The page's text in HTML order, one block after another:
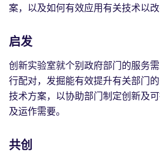
案，以及如何有效应用有关技术以改
启发
创新实验室就个别政府部门的服务
行配对，发掘能有效提升有关部门
技术方案，以协助部门制定创新及
及运作需要。
共创